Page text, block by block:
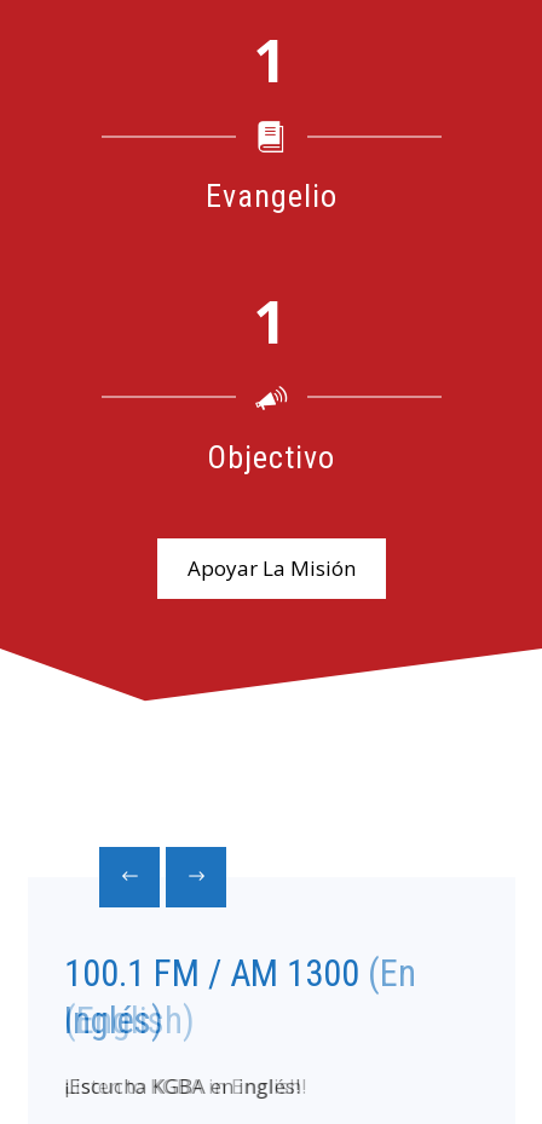
1
Evangelio
1
Objectivo
Apoyar La Misión
100.1 FM / AM 1300
(English)
Listen to KGBA in English!